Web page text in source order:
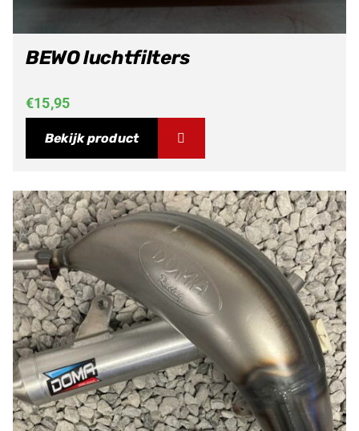
BEWO luchtfilters
€15,95
Bekijk product